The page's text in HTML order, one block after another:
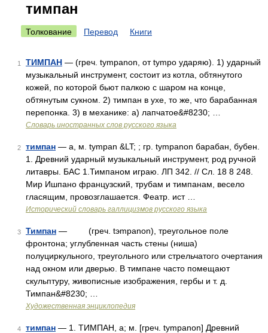
тимпан
Толкование Перевод Книги
1 ТИМПАН — (греч. tympanon, от tympo ударяю). 1) ударный
музыкальный инструмент, состоит из котла, обтянутого
кожей, по которой бьют палкою с шаром на конце,
обтянутым сукном. 2) тимпан в ухе, то же, что барабанная
перепонка. 3) в механике: а) лапчатое&#8230; …
Словарь иностранных слов русского языка
2 тимпан — а, м. tympan &LT; ; гр. tympanon барабан, бубен.
1. Древний ударный музыкальный инструмент, род ручной
литавры. БАС 1.Тимпаном играю. ЛП 342. // Сл. 18 8 248.
Мир Ишпано французский, трубам и тимпанам, весело
гласящим, провозглашается. Феатр. ист …
Исторический словарь галлицизмов русского языка
3 Тимпан — (греч. tэmpanon), треугольное поле
фронтона; углубленная часть стены (ниша)
полуциркульного, треугольного или стрельчатого очертания
над окном или дверью. В тимпане часто помещают
скульптуру, живописные изображения, гербы и т. д.
Тимпан&#8230; …
Художественная энциклопедия
4 тимпан — 1. ТИМПАН, а; м. [греч. tympanon] Древний